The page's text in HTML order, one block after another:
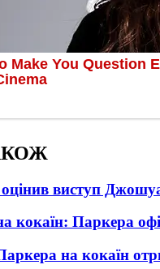
виступ
кокаїн: Паркера
на кокаїн